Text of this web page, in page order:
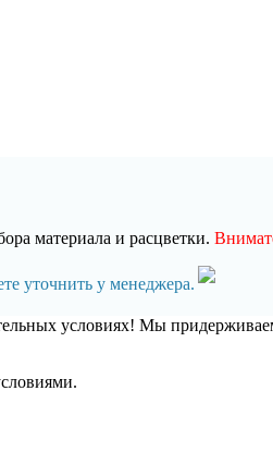
материала и расцветки.
уточнить у менеджера.
условиях! Мы